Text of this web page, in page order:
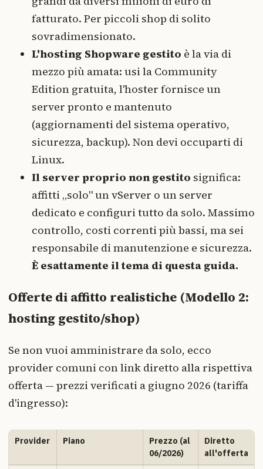
fatturato. Per piccoli shop di solito
sovradimensionato.
L'hosting Shopware gestito è la via di
mezzo più amata: usi la Community
Edition gratuita, l'hoster fornisce un
server pronto e mantenuto
(aggiornamenti del sistema operativo,
sicurezza, backup). Non devi occuparti di
Linux.
Il server proprio non gestito significa:
affitti „solo" un vServer o un server
dedicato e configuri tutto da solo. Massimo
controllo, costi correnti più bassi, ma sei
responsabile di manutenzione e sicurezza.
È esattamente il tema di questa guida.
Offerte di affitto realistiche (Modello 2:
hosting gestito/shop)
Se non vuoi amministrare da solo, ecco
provider comuni con link diretto alla rispettiva
offerta — prezzi verificati a giugno 2026 (tariffa
d'ingresso):
Provider Piano
Prezzo (al
06/2026)
Diretto
all'offerta